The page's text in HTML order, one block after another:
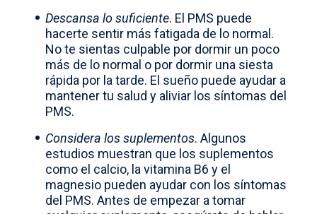
Descansa lo suficiente. El PMS puede
hacerte sentir más fatigada de lo normal.
No te sientas culpable por dormir un poco
más de lo normal o por dormir una siesta
rápida por la tarde. El sueño puede ayudar a
mantener tu salud y aliviar los síntomas del
PMS.
Considera los suplementos. Algunos
estudios muestran que los suplementos
como el calcio, la vitamina B6 y el
magnesio pueden ayudar con los síntomas
del PMS. Antes de empezar a tomar